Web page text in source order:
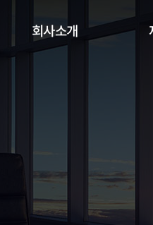
회사소개